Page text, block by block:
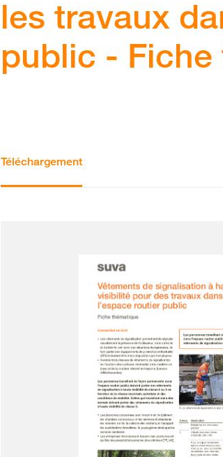
les travaux
public -
Téléchargement